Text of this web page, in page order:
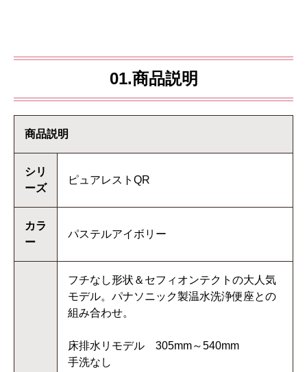
01.商品説明
商品説明
シリ
ーズ
ピュアレストQR
カラ
ー
パステルアイボリー
フチなし形状＆セフィオンテクトの大人気
モデル。パナソニック製温水洗浄便座との
組み合わせ。
床排水リモデル 305mm～540mm
手洗なし